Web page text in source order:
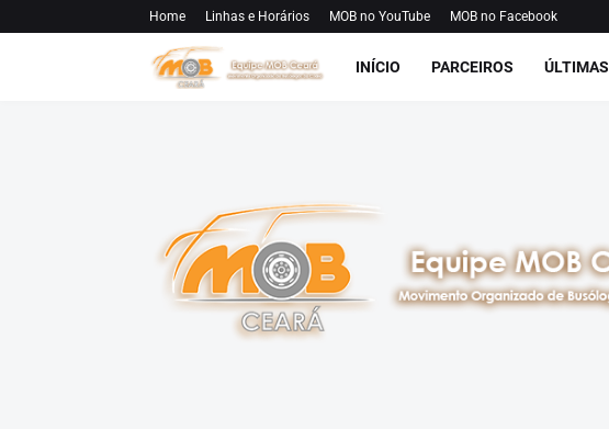
Home Linhas e Horários MOB no YouTube MOB no Facebook
INÍCIO PARCEIROS ÚLTIMAS